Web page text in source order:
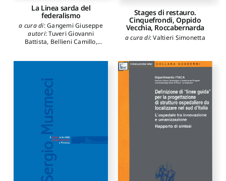
La Linea sarda del
federalismo
a cura di:Gangemi Giuseppe
autori:Tuveri Giovanni
Battista, Bellieni Camillo,
Stages di restauro.
Cinquefrondi, Oppido
Vecchia, Roccabernarda
a cura di:Valtieri Simonetta